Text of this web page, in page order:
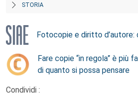
STORIA
Fotocopie e diritto d’autore:
Fare copie “in regola” è più
di quanto si possa pensare
Condividi :